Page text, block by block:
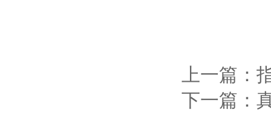
上一篇：
下一篇：